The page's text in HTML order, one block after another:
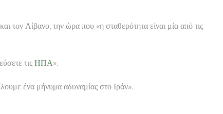
τον Λίβανο, την ώρα που «η σταθερότητα είναι μία από τις
τις ΗΠΑ».
ένα μήνυμα αδυναμίας στο Ιράν».